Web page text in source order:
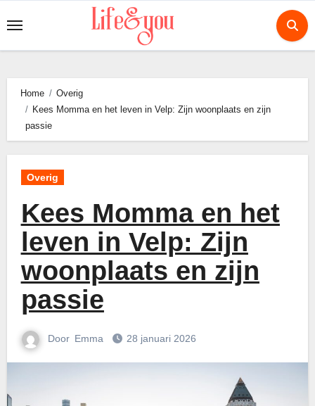
naar
de
Home
Overig
Kees Momma en het leven in Velp: Zijn woonplaats en zijn
passie
Overig
Kees Momma en het
leven in Velp: Zijn
woonplaats en zijn
passie
Door Emma 28 januari 2026